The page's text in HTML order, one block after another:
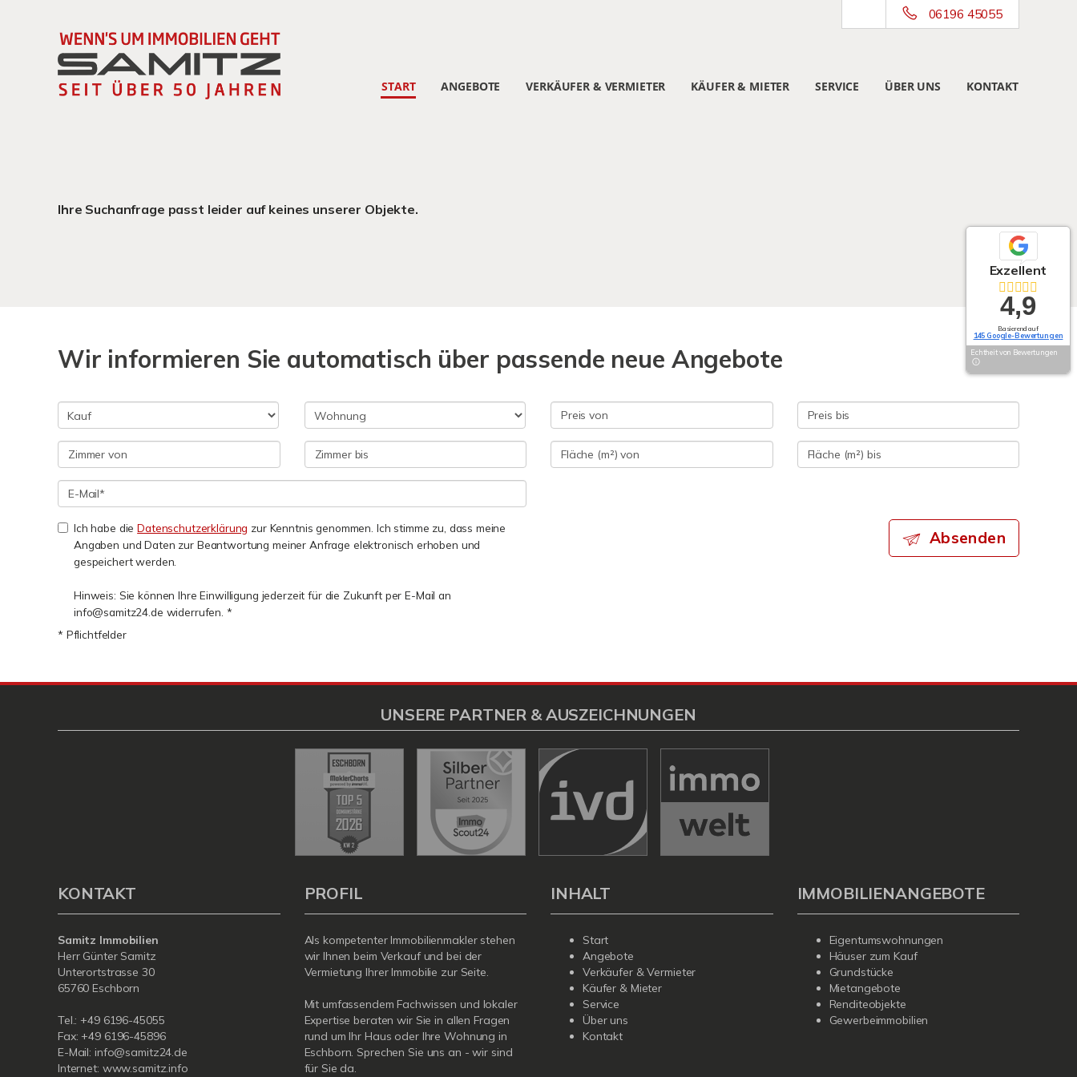
06196 45055
START ANGEBOTE VERKÄUFER & VERMIETER KÄUFER & MIETER SERVICE ÜBER UNS KONTAKT
Ihre Suchanfrage passt leider auf keines unserer Objekte.
Wir informieren Sie automatisch über passende neue Angebote
Ich habe dieDatenschutzerklärung zur Kenntnis genommen. Ich stimme zu, dass meine
Angaben und Daten zur Beantwortung meiner Anfrage elektronisch erhoben und
gespeichert werden.
Hinweis: Sie können Ihre Einwilligung jederzeit für die Zukunft per E-Mail an
info@samitz24.de widerrufen. *
* Pflichtfelder
Absenden
Exzellent
4,9
Basierend auf
145 Google-Bewertungen
Echtheit von Bewertungen
UNSERE PARTNER & AUSZEICHNUNGEN
KONTAKT
Samitz Immobilien
Herr Günter Samitz
Unterortstrasse 30
65760 Eschborn
Tel.: +49 6196-45055
Fax: +49 6196-45896
E-Mail: info@samitz24.de
Internet: www.samitz.info
PROFIL
Als kompetenter Immobilienmakler stehen
wir Ihnen beim Verkauf und bei der
Vermietung Ihrer Immobilie zur Seite.
Mit umfassendem Fachwissen und lokaler
Expertise beraten wir Sie in allen Fragen
rund um Ihr Haus oder Ihre Wohnung in
Eschborn. Sprechen Sie uns an - wir sind
für Sie da.
INHALT
Start
Angebote
Verkäufer & Vermieter
Käufer & Mieter
Service
Über uns
Kontakt
IMMOBILIENANGEBOTE
Eigentumswohnungen
Häuser zum Kauf
Grundstücke
Mietangebote
Renditeobjekte
Gewerbeimmobilien